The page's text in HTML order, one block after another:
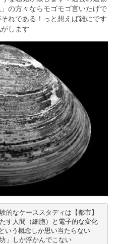
の方々ならモゴモゴ言いたげで
れである！っと想えば雑にです
します
的なケーススタディは【都市】
す人間（細胞）と電子的な変化
いう概念しか思い当たらない
」しか浮かんでこない